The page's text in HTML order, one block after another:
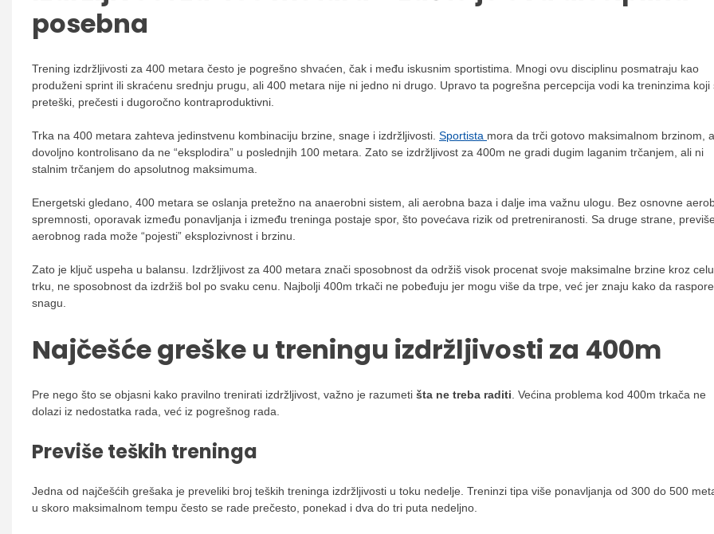
posebna
Trening izdržljivosti za 400 metara često je pogrešno shvaćen, čak i među iskusnim sportistima. Mnogi ovu disciplinu posmatraju kao
produženi sprint ili skraćenu srednju prugu, ali 400 metara nije ni jedno ni drugo. Upravo ta pogrešna percepcija vodi ka treninzima koji
preteški, prečesti i dugoročno kontraproduktivni.
Trka na 400 metara zahteva jedinstvenu kombinaciju brzine, snage i izdržljivosti. Sportista mora da trči gotovo maksimalnom brzinom,
dovoljno kontrolisano da ne “eksplodira” u poslednjih 100 metara. Zato se izdržljivost za 400m ne gradi dugim laganim trčanjem, ali ni
stalnim trčanjem do apsolutnog maksimuma.
Energetski gledano, 400 metara se oslanja pretežno na anaerobni sistem, ali aerobna baza i dalje ima važnu ulogu. Bez osnovne
spremnosti, oporavak između ponavljanja i između treninga postaje spor, što povećava rizik od pretreniranosti. Sa druge strane,
aerobnog rada može “pojesti” eksplozivnost i brzinu.
Zato je ključ uspeha u balansu. Izdržljivost za 400 metara znači sposobnost da održiš visok procenat svoje maksimalne brzine kroz celu
trku, ne sposobnost da izdržiš bol po svaku cenu. Najbolji 400m trkači ne pobeđuju jer mogu više da trpe, već jer znaju kako da
snagu.
Najčešće greške u treningu izdržljivosti za 400m
Pre nego što se objasni kako pravilno trenirati izdržljivost, važno je razumeti šta ne treba raditi. Većina problema kod 400m trkača ne
dolazi iz nedostatka rada, već iz pogrešnog rada.
Previše teških treninga
Jedna od najčešćih grešaka je preveliki broj teških treninga izdržljivosti u toku nedelje. Treninzi tipa više ponavljanja od 300 do 500
u skoro maksimalnom tempu često se rade prečesto, ponekad i dva do tri puta nedeljno.